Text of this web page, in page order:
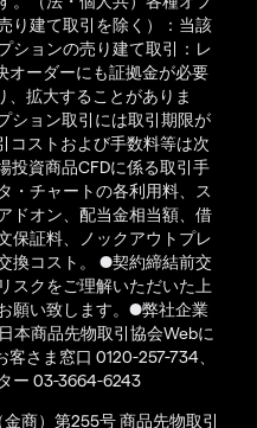
り建て取引を除く）：当該
ションの売り建て取引：レ
ーダーにも証拠金が必要
拡大することがありま
ション取引には取引期限が
コストおよび手数料等は次
投資商品CFDに係る取引手
・チャートの各利用料、ス
ドオン、配当金相当額、借
保証料、ノックアウトプレ
換コスト。 ●契約締結前交
スクをご理解いただいた上
願い致します。●弊社企業
本商品先物取引協会Webに
さま窓口 0120-257-734、
ー 03-3664-6243
商）第255号 商品先物取引